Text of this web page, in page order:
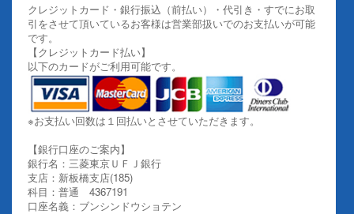
クレジットカード・銀行振込（前払い）・代引き・すでにお取
引をさせて頂いているお客様は営業部扱いでのお支払いが可能
です。
【クレジットカード払い】
以下のカードがご利用可能です。
※お支払い回数は１回払いとさせていただきます。
【銀行口座のご案内】
銀行名：三菱東京ＵＦＪ銀行
支店：新板橋支店(185)
科目：普通 4367191
口座名義：ブンシンドウショテン